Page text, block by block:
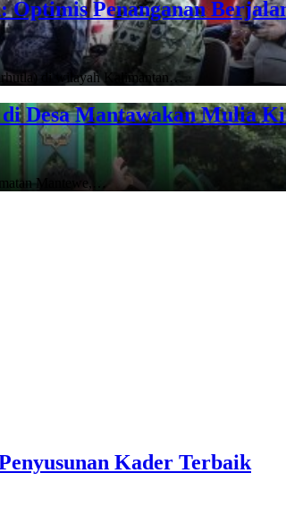
Penanganan
di wilayah Kalimantan…
Desa Mantawakan Mulia
Mantewe,…
Kader Terbaik